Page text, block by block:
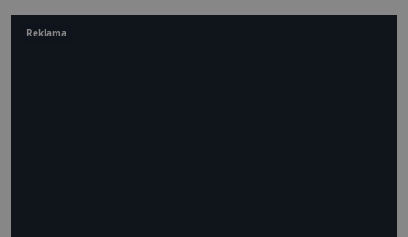
Reklama